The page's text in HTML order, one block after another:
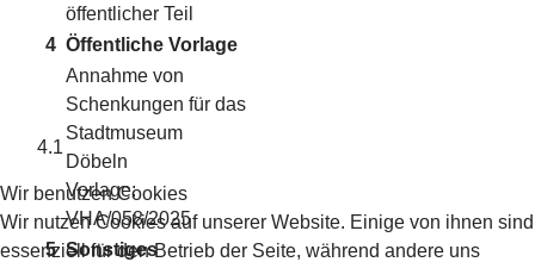
öffentlicher Teil
4 Öffentliche Vorlage
4.1
Annahme von
Schenkungen für das
Stadtmuseum
Döbeln
Vorlage:
VHA/058/2025
5 Sonstiges
Wir benutzen Cookies
Wir nutzen Cookies auf unserer Website. Einige von ihnen sind
essenziell für den Betrieb der Seite, während andere uns